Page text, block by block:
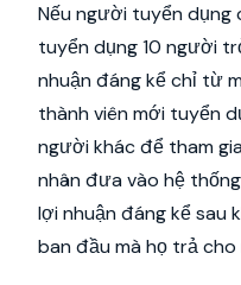
Nếu người tuyển
tuyển dụng 10 người
nhuận đáng kể chỉ từ
thành viên mới tuyển
người khác để tham
nhân đưa vào hệ
lợi nhuận đáng kể sau
ban đầu mà họ trả